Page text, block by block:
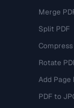
Merge
Split PDF
Compress
Rotate
Add Page
PDF to